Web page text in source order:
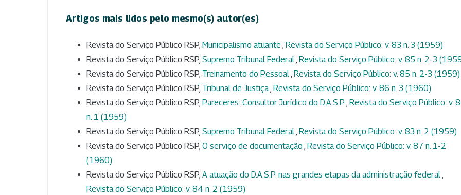
Artigos mais lidos pelo mesmo(s) autor(es)
Revista do Serviço Público RSP, Municipalismo atuante , Revista do Serviço Público: v. 83 n. 3 (1959)
Revista do Serviço Público RSP, Supremo Tribunal Federal, Revista do Serviço Público: v. 85 n. 2-3
Revista do Serviço Público RSP, Treinamento do Pessoal, Revista do Serviço Público: v. 85 n. 2-3 (1959)
Revista do Serviço Público RSP, Tribunal de Justiça, Revista do Serviço Público: v. 86 n. 3 (1960)
Revista do Serviço Público RSP, Pareceres: Consultor Jurídico do D.A.S.P , Revista do Serviço Público: v.
n. 1 (1959)
Revista do Serviço Público RSP, Supremo Tribunal Federal, Revista do Serviço Público: v. 83 n. 2 (1959)
Revista do Serviço Público RSP, O serviço de documentação , Revista do Serviço Público: v. 87 n. 1-2
(1960)
Revista do Serviço Público RSP, A atuação do D.A.S.P. nas grandes etapas da administração federal,
Revista do Serviço Público: v. 84 n. 2 (1959)